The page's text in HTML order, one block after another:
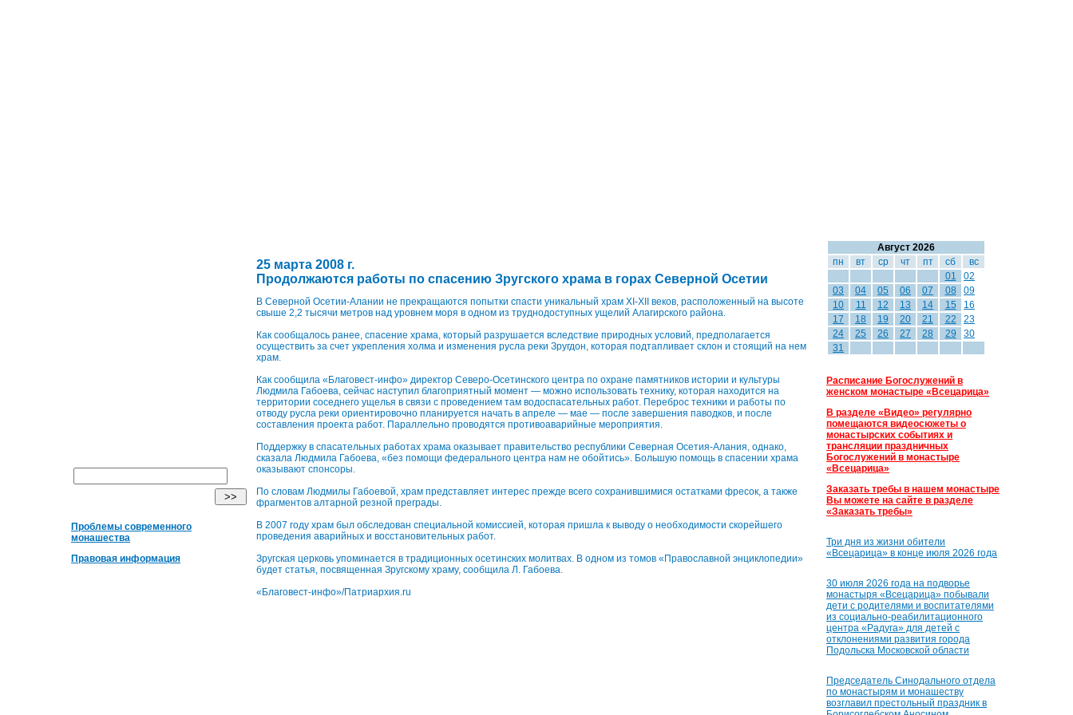
Проблемы современного
монашества
Правовая информация
25 марта 2008 г.
Продолжаются работы по спасению Зругского храма в горах Северной Осетии
В Северной Осетии-Алании не прекращаются попытки спасти уникальный храм XI-XII веков, расположенный на высоте
свыше 2,2 тысячи метров над уровнем моря в одном из труднодоступных ущелий Алагирского района.
Как сообщалось ранее, спасение храма, который разрушается вследствие природных условий, предполагается
осуществить за счет укрепления холма и изменения русла реки Зругдон, которая подтапливает склон и стоящий на нем
храм.
Как сообщила «Благовест-инфо» директор Северо-Осетинского центра по охране памятников истории и культуры
Людмила Габоева, сейчас наступил благоприятный момент — можно использовать технику, которая находится на
территории соседнего ущелья в связи с проведением там водоспасательных работ. Переброс техники и работы по
отводу русла реки ориентировочно планируется начать в апреле — мае — после завершения паводков, и после
составления проекта работ. Параллельно проводятся противоаварийные мероприятия.
Поддержку в спасательных работах храма оказывает правительство республики Северная Осетия-Алания, однако,
сказала Людмила Габоева, «без помощи федерального центра нам не обойтись». Большую помощь в спасении храма
оказывают спонсоры.
По словам Людмилы Габоевой, храм представляет интерес прежде всего сохранившимися остатками фресок, а также
фрагментов алтарной резной преграды.
В 2007 году храм был обследован специальной комиссией, которая пришла к выводу о необходимости скорейшего
проведения аварийных и восстановительных работ.
Зругская церковь упоминается в традиционных осетинских молитвах. В одном из томов «Православной энциклопедии»
будет статья, посвященная Зругскому храму, сообщила Л. Габоева.
«Благовест-инфо»/Патриархия.ru
Август 2026
пн
вт ср чт пт сб
вс
01
02
03
04 05 06 07 08
09
10
11 12 13 14 15
16
17
18 19 20 21 22
23
24
25 26 27 28 29
30
31
Расписание Богослужений в
женском монастыре «Всецарица»
В разделе «Видео» регулярно
помещаются видеосюжеты о
монастырских событиях и
трансляции праздничных
Богослужений в монастыре
«Всецарица»
Заказать требы в нашем монастыре
Вы можете на сайте в разделе
«Заказать требы»
Три дня из жизни обители
«Всецарица» в конце июля 2026 года
30 июля 2026 года на подворье
монастыря «Всецарица» побывали
дети с родителями и воспитателями
из социально-реабилитационного
центра «Радуга» для детей с
отклонениями развития города
Подольска Московской области
Председатель Синодального отдела
по монастырям и монашеству
возглавил престольный праздник в